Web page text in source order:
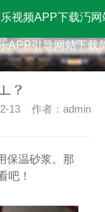
视频APP下载汅网
APP引导网站下载
APP引导网站下载
？
13 作者：admin
温砂浆。那
！